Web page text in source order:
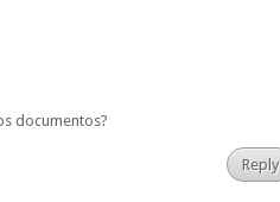
documentos?
Reply